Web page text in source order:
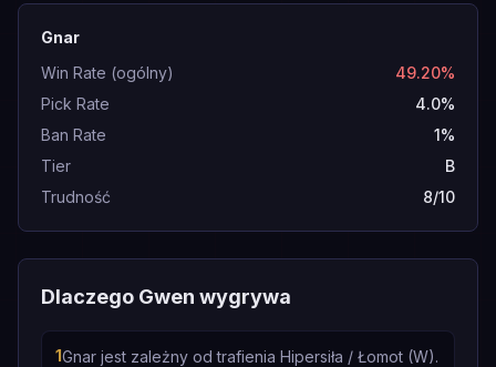
Gnar
Win Rate (ogólny)
49.20%
Pick Rate
4.0%
Ban Rate
1%
Tier
B
Trudność
8/10
Dlaczego Gwen wygrywa
1Gnar jest zależny od trafienia Hipersiła / Łomot (W).